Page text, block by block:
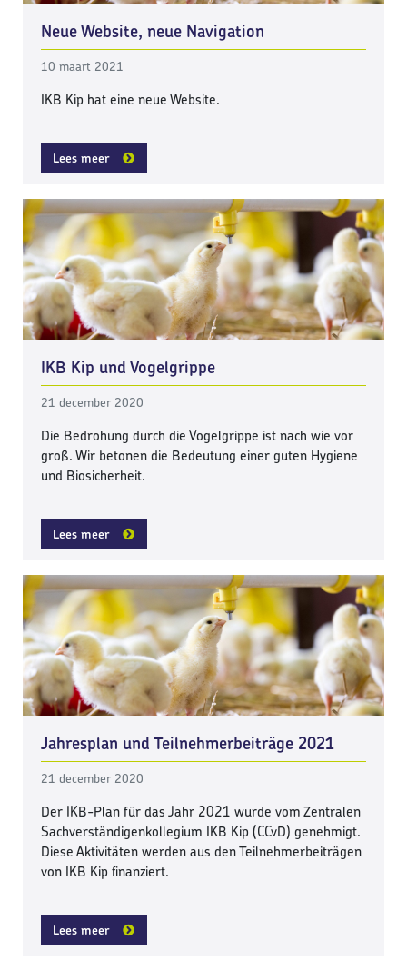
Neue Website, neue Navigation
10 maart 2021
IKB Kip hat eine neue Website.
Lees meer
IKB Kip und Vogelgrippe
21 december 2020
Die Bedrohung durch die Vogelgrippe ist nach wie vor
groß. Wir betonen die Bedeutung einer guten Hygiene
und Biosicherheit.
Lees meer
Jahresplan und Teilnehmerbeiträge 2021
21 december 2020
Der IKB-Plan für das Jahr 2021 wurde vom Zentralen
Sachverständigenkollegium IKB Kip (CCvD) genehmigt.
Diese Aktivitäten werden aus den Teilnehmerbeiträgen
von IKB Kip finanziert.
Lees meer